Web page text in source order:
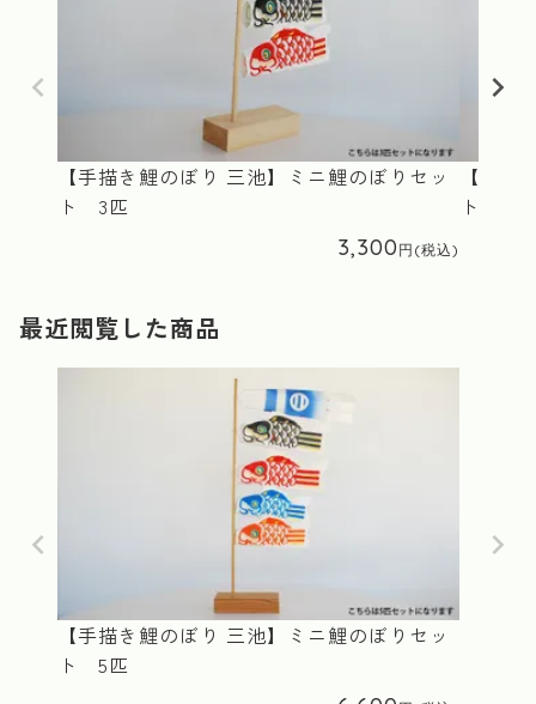
【手描き鯉のぼり 三池】ミニ鯉のぼりセッ
ト 3匹
3,300
【手
ト 2匹
最近閲覧した商品
【手描き鯉のぼり 三池】ミニ鯉のぼりセッ
ト 5匹